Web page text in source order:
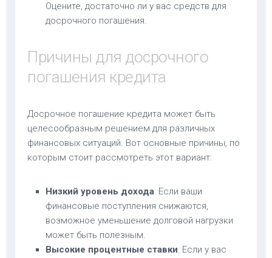
Оцените, достаточно ли у вас средств для
досрочного погашения.
Причины для досрочного
погашения кредита
Досрочное погашение кредита может быть
целесообразным решением для различных
финансовых ситуаций. Вот основные причины, по
которым стоит рассмотреть этот вариант:
Низкий уровень дохода: Если ваши
финансовые поступления снижаются,
возможное уменьшение долговой нагрузки
может быть полезным.
Высокие процентные ставки: Если у вас